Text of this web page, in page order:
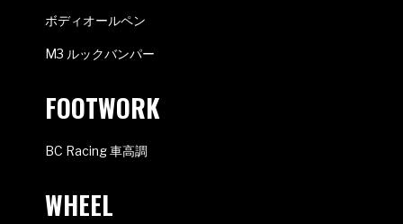
ボディオールペン
M3 ルックバンパー
FOOTWORK
BC Racing 車高調
WHEEL